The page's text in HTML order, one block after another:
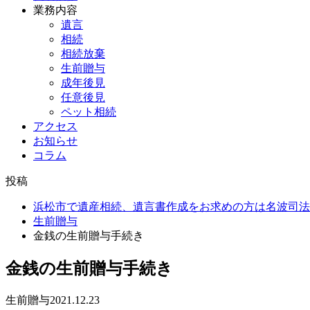
業務内容
遺言
相続
相続放棄
生前贈与
成年後見
任意後見
ペット相続
アクセス
お知らせ
コラム
投稿
浜松市で遺産相続、遺言書作成をお求めの方は名波司
生前贈与
金銭の生前贈与手続き
金銭の生前贈与手続き
生前贈与2021.12.23